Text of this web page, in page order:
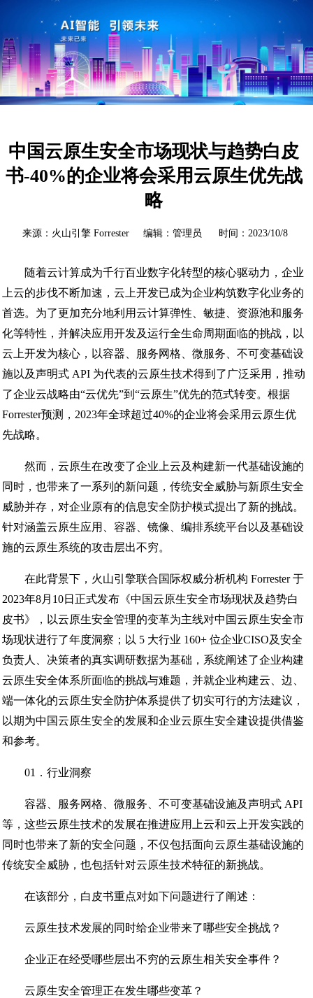
中国云原生安全市场现状与趋势白皮
书-40%的企业将会采用云原生优先战
略
来源：火山引擎 Forrester 编辑：管理员 时间：2023/10/8
随着云计算成为千行百业数字化转型的核心驱动力，企业
上云的步伐不断加速，云上开发已成为企业构筑数字化业务的
首选。为了更加充分地利用云计算弹性、敏捷、资源池和服务
化等特性，并解决应用开发及运行全生命周期面临的挑战，以
云上开发为核心，以容器、服务网格、微服务、不可变基础设
施以及声明式 API 为代表的云原生技术得到了广泛采用，推动
了企业云战略由“云优先”到“云原生”优先的范式转变。根据
Forrester预测，2023年全球超过40%的企业将会采用云原生优
先战略。
然而，云原生在改变了企业上云及构建新一代基础设施的
同时，也带来了一系列的新问题，传统安全威胁与新原生安全
威胁并存，对企业原有的信息安全防护模式提出了新的挑战。
针对涵盖云原生应用、容器、镜像、编排系统平台以及基础设
施的云原生系统的攻击层出不穷。
在此背景下，火山引擎联合国际权威分析机构 Forrester 于
2023年8月10日正式发布《中国云原生安全市场现状及趋势白
皮书》，以云原生安全管理的变革为主线对中国云原生安全市
场现状进行了年度洞察；以 5 大行业 160+ 位企业CISO及安全
负责人、决策者的真实调研数据为基础，系统阐述了企业构建
云原生安全体系所面临的挑战与难题，并就企业构建云、边、
端一体化的云原生安全防护体系提供了切实可行的方法建议，
以期为中国云原生安全的发展和企业云原生安全建设提供借鉴
和参考。
01．行业洞察
容器、服务网格、微服务、不可变基础设施及声明式 API
等，这些云原生技术的发展在推进应用上云和云上开发实践的
同时也带来了新的安全问题，不仅包括面向云原生基础设施的
传统安全威胁，也包括针对云原生技术特征的新挑战。
在该部分，白皮书重点对如下问题进行了阐述：
云原生技术发展的同时给企业带来了哪些安全挑战？
企业正在经受哪些层出不穷的云原生相关安全事件？
云原生安全管理正在发生哪些变革？